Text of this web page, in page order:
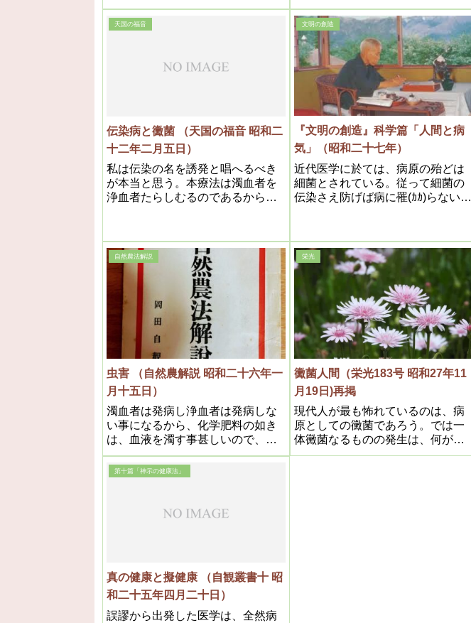
して来たとも言える訳です。だか
ら、メシヤ様の『浄化論』浄化の
考え方というのは、実は生命の38
億年の流れの中の全てを包含して
いるという事です。こんな素晴ら
しい教祖に私達は御縁を頂いてい
天国の福音
伝染病と黴菌 （天国の福音 昭和二
十二年二月五日）
私は伝染の名を誘発と唱へるべき
が本当と思う。本療法は濁血者を
浄血者たらしむるのであるから、
文明の創造
『文明の創造』科学篇「人間と病
気」（昭和二十七年）
近代医学に於ては、病原の殆どは
細菌とされている。従って細菌の
伝染さえ防げば病に罹(ｶｶ)らないと
ても細菌というものの実体が、明
確に判らなければならないのであ
る。というのは仮令(ﾀﾄｴ)黴菌(ﾊﾞｲｷ
ﾝ)と雖(ｲｴﾄﾞ)も、何等かの理由によ
って、何処からか発生されたもの
である以上、其の根本迄突止め、
把握しなければ意味をなさない訳
である
自然農法解説
虫害 （自然農解説 昭和二十六年一
月十五日）
濁血者は発病し浄血者は発病しな
い事になるから、化学肥料の如き
は、血液を濁す事甚しいので、近
来伝染病や、結核の如き、細菌に
よる病人が殖えるのもそれが原因
栄光
黴菌人間（栄光183号 昭和27年11
月19日)再掲
現代人が最も怖れているのは、病
原としての黴菌であろう。では一
体黴菌なるものの発生は、何が為
であるかというと、全く人間の健
第十篇「神示の健康法」
真の健康と擬健康 （自観叢書十 昭
和二十五年四月二十日）
誤謬から出発した医学は、全然病